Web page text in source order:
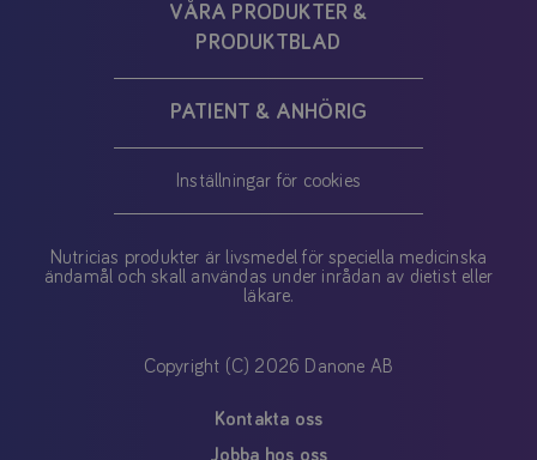
VÅRA PRODUKTER &
PRODUKTBLAD
PATIENT & ANHÖRIG
Inställningar för cookies
Nutricias produkter är livsmedel för speciella medicinska
ändamål och skall användas under inrådan av dietist eller
läkare.
Copyright (C) 2026 Danone AB
Kontakta oss
Jobba hos oss